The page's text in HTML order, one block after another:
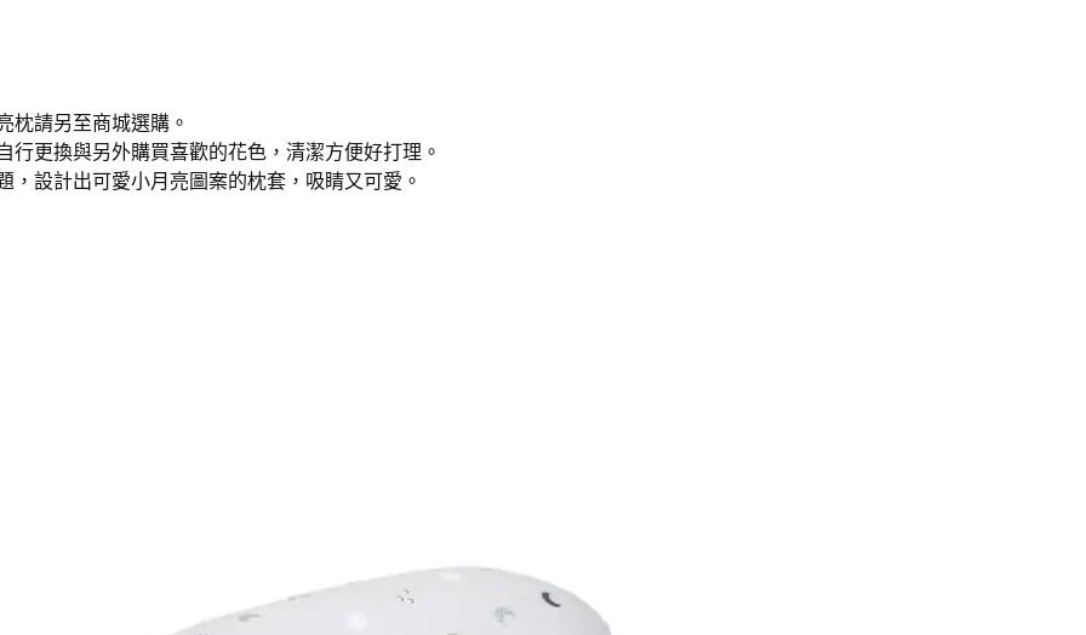
枕請另至商城選購。
更換與另外購買喜歡的花色，清潔方便好打理。
設計出可愛小月亮圖案的枕套，吸睛又可愛。